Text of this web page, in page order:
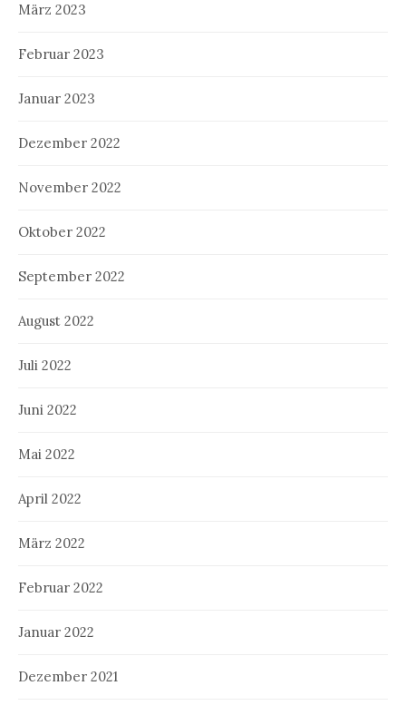
März 2023
Februar 2023
Januar 2023
Dezember 2022
November 2022
Oktober 2022
September 2022
August 2022
Juli 2022
Juni 2022
Mai 2022
April 2022
März 2022
Februar 2022
Januar 2022
Dezember 2021